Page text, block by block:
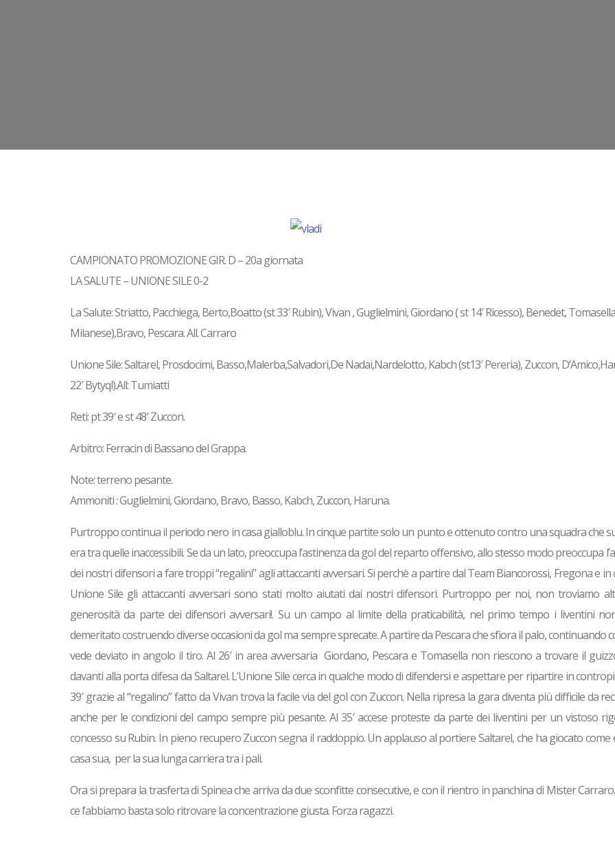
CAMPIONATO PROMOZIONE GIR. D – 20a giornata
LA SALUTE – UNIONE SILE 0-2
La Salute: Striatto, Pacchiega, Berto,Boatto (st 33′ Rubin), Vivan , Guglielmini, Giordano ( st 14′ Ricesso), Benedet,
Milanese),Bravo, Pescara. All. Carraro
Unione Sile: Saltarel, Prosdocimi, Basso,Malerba,Salvadori,De Nadai,Nardelotto, Kabch (st13′ Pereria), Zuccon,
22′ Bytyql).All: Tumiatti
Reti: pt 39′ e st 48′ Zuccon.
Arbitro: Ferracin di Bassano del Grappa.
Note: terreno pesante.
Ammoniti : Guglielmini, Giordano, Bravo, Basso, Kabch, Zuccon, Haruna.
Purtroppo continua il periodo nero in casa gialloblu. In cinque partite solo un punto e ottenuto contro una squadra che
era tra quelle inaccessibili. Se da un lato, preoccupa l’astinenza da gol del reparto offensivo, allo stesso modo preoccupa
dei nostri difensori a fare troppi “regalini” agli attaccanti avversari. Si perchè a partire dal Team Biancorossi, Fregona e in
Unione Sile gli attaccanti avversari sono stati molto aiutati dai nostri difensori. Purtroppo per noi, non troviamo
generosità da parte dei difensori avversari!. Su un campo al limite della praticabilità, nel primo tempo i liventini
demeritato costruendo diverse occasioni da gol ma sempre sprecate. A partire da Pescara che sfiora il palo, continuando
vede deviato in angolo il tiro. Al 26′ in area avversaria Giordano, Pescara e Tomasella non riescono a trovare il
davanti alla porta difesa da Saltarel. L’Unione Sile cerca in qualche modo di difendersi e aspettare per ripartire in
39′ grazie al “regalino” fatto da Vivan trova la facile via del gol con Zuccon. Nella ripresa la gara diventa più difficile da
anche per le condizioni del campo sempre più pesante. Al 35′ accese proteste da parte dei liventini per un vistoso
concesso su Rubin. In pieno recupero Zuccon segna il raddoppio. Un applauso al portiere Saltarel, che ha giocato come
casa sua, per la sua lunga carriera tra i pali.
Ora si prepara la trasferta di Spinea che arriva da due sconfitte consecutive, e con il rientro in panchina di Mister
ce l’abbiamo basta solo ritrovare la concentrazione giusta. Forza ragazzi.